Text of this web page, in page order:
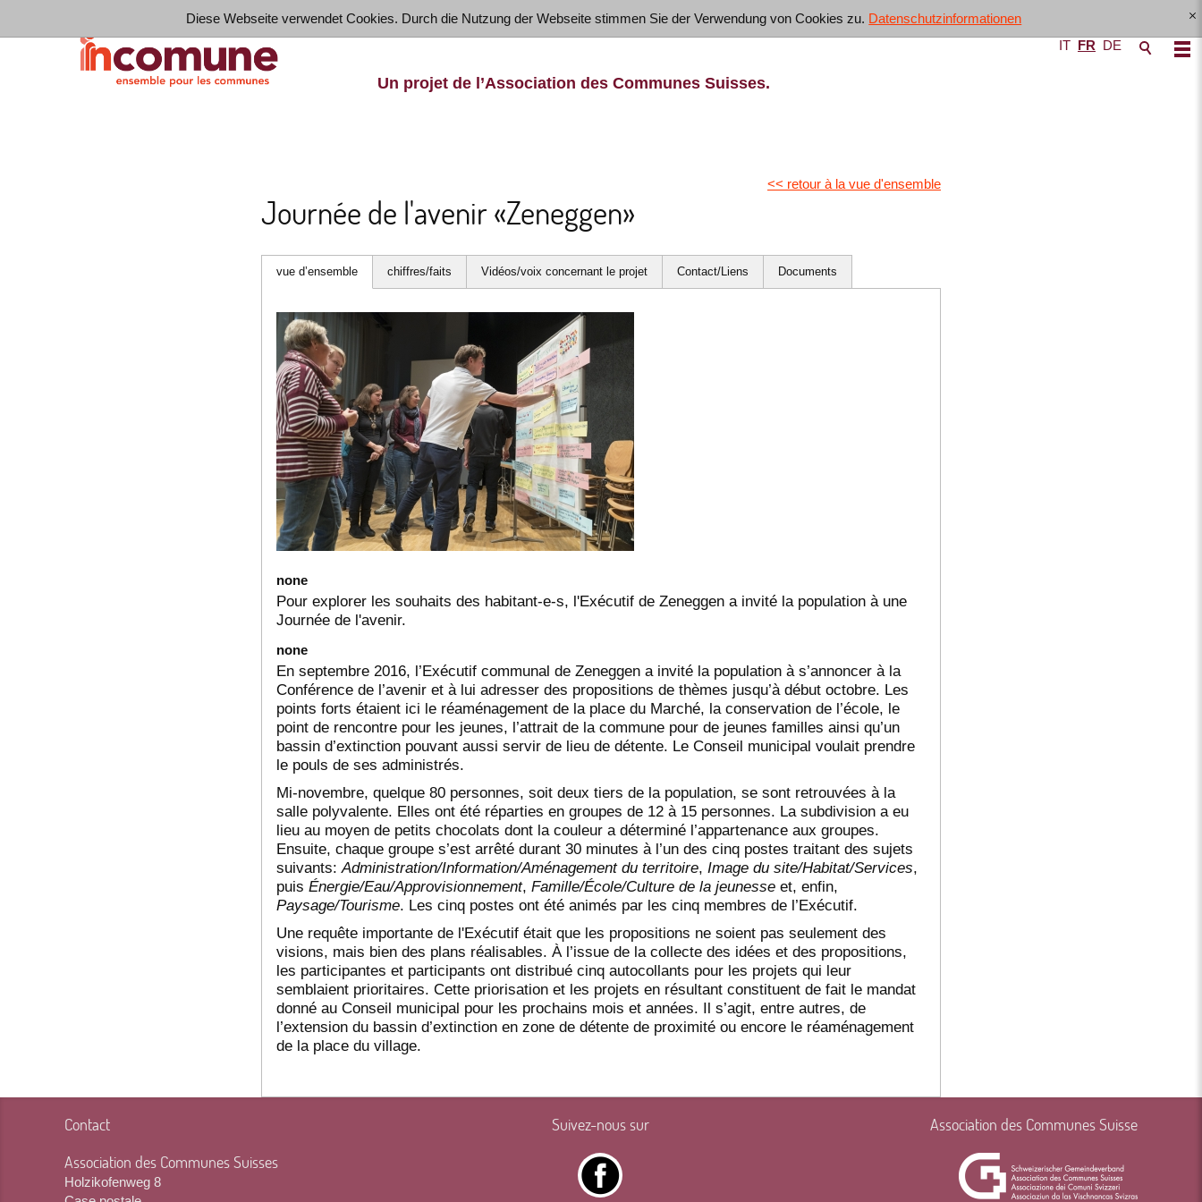
Diese Webseite verwendet Cookies. Durch die Nutzung der Webseite stimmen Sie der Verwendung von Cookies zu. Datenschutzinformationen
[x]
IT FR DE
Un projet de l’Association des Communes Suisses.
<< retour à la vue d'ensemble
Journée de l'avenir «Zeneggen»
vue d’ensemble chiffres/faits Vidéos/voix concernant le projet Contact/Liens Documents
none
Pour explorer les souhaits des habitant-e-s, l'Exécutif de Zeneggen a invité la population à une
Journée de l'avenir.
none
En septembre 2016, l’Exécutif communal de Zeneggen a invité la population à s’annoncer à la
Conférence de l’avenir et à lui adresser des propositions de thèmes jusqu’à début octobre. Les
points forts étaient ici le réaménagement de la place du Marché, la conservation de l’école, le
point de rencontre pour les jeunes, l’attrait de la commune pour de jeunes familles ainsi qu’un
bassin d’extinction pouvant aussi servir de lieu de détente. Le Conseil municipal voulait prendre
le pouls de ses administrés.
Mi-novembre, quelque 80 personnes, soit deux tiers de la population, se sont retrouvées à la
salle polyvalente. Elles ont été réparties en groupes de 12 à 15 personnes. La subdivision a eu
lieu au moyen de petits chocolats dont la couleur a déterminé l’appartenance aux groupes.
Ensuite, chaque groupe s’est arrêté durant 30 minutes à l’un des cinq postes traitant des sujets
suivants: Administration/Information/Aménagement du territoire, Image du site/Habitat/Services,
puis Énergie/Eau/Approvisionnement, Famille/École/Culture de la jeunesse et, enfin,
Paysage/Tourisme. Les cinq postes ont été animés par les cinq membres de l’Exécutif.
Une requête importante de l'Exécutif était que les propositions ne soient pas seulement des
visions, mais bien des plans réalisables. À l’issue de la collecte des idées et des propositions,
les participantes et participants ont distribué cinq autocollants pour les projets qui leur
semblaient prioritaires. Cette priorisation et les projets en résultant constituent de fait le mandat
donné au Conseil municipal pour les prochains mois et années. Il s’agit, entre autres, de
l’extension du bassin d’extinction en zone de détente de proximité ou encore le réaménagement
de la place du village.
Contact
Association des Communes Suisses
Holzikofenweg 8
Suivez-nous sur Association des Communes Suisse